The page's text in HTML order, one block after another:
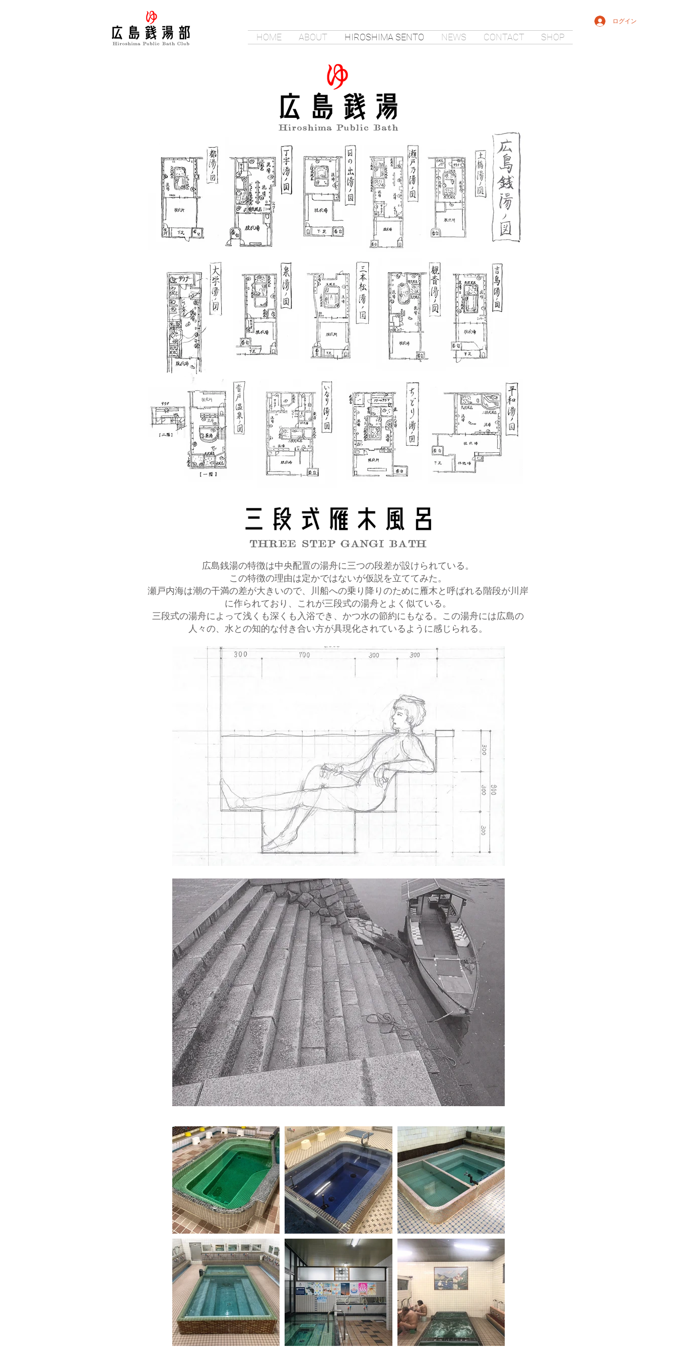
HOME ABOUT HIROSHIMA SENTO NEWS CONTACT SHOP
ログイン
広島銭湯の特徴は中央配置の湯舟に三つの段差が設けられている。
この特徴の理由は定かではないが仮説を立ててみた。
瀬戸内海は潮の干満の差が大きいので、川船への乗り降りのために雁木と呼ばれる階段が川岸
に作られており、これが三段式の湯舟とよく似ている。
三段式の湯舟によって浅くも深くも入浴でき、かつ水の節約にもなる。この湯舟には広島の
人々の、水との知的な付き合い方が具現化されているように感じられる。